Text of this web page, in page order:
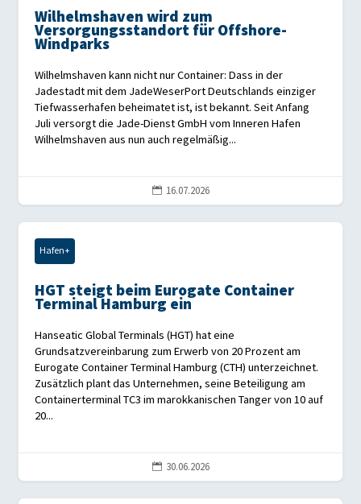
Wilhelmshaven wird zum
Versorgungsstandort für Offshore-
Windparks
Wilhelmshaven kann nicht nur Container: Dass in der
Jadestadt mit dem JadeWeserPort Deutschlands einziger
Tiefwasserhafen beheimatet ist, ist bekannt. Seit Anfang
Juli versorgt die Jade-Dienst GmbH vom Inneren Hafen
Wilhelmshaven aus nun auch regelmäßig...
 16.07.2026
Hafen+
HGT steigt beim Eurogate Container
Terminal Hamburg ein
Hanseatic Global Terminals (HGT) hat eine
Grundsatzvereinbarung zum Erwerb von 20 Prozent am
Eurogate Container Terminal Hamburg (CTH) unterzeichnet.
Zusätzlich plant das Unternehmen, seine Beteiligung am
Containerterminal TC3 im marokkanischen Tanger von 10 auf
20...
 30.06.2026